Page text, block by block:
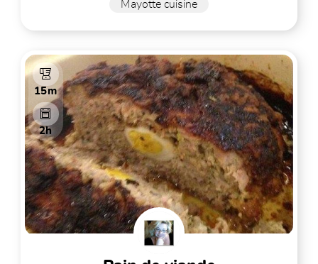
Mayotte cuisine
15m
2h